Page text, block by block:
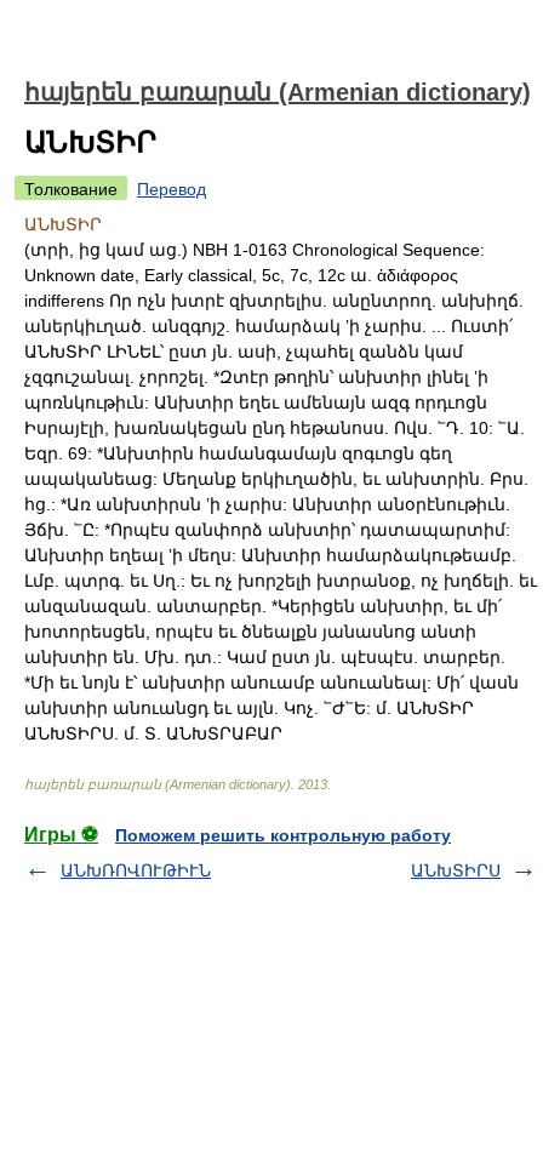
հայերեն բառարան (Armenian dictionary)
ԱՆԽՏԻՐ
Толкование
Перевод
ԱՆԽՏԻՐ
(տրի, ից կամ աց.) NBH 1-0163 Chronological Sequence:
Unknown date, Early classical, 5c, 7c, 12c ա. ἁδιάφορος
indifferens Որ ոչն խտրէ զխտրելիս. անընտրող. անխիղճ.
աներկիւղած. անզգոյշ. համարձակ ʼի չարիս. ... Ուստի՛
ԱՆԽՏԻՐ ԼԻՆԵԼ՝ ըստ յն. ասի, չպահել զանձն կամ
չզգուշանալ. չորոշել. *Զտէր թողին՝ անխտիր լինել ʼի
պոռնկութիւն: Անխտիր եղեւ ամենայն ազգ որդւոցն
Իսրայէլի, խառնակեցան ընդ հեթանոսս. Ովս. ՟Դ. 10: ՟Ա.
Եզր. 69: *Անխտիրն համանգամայն զոգւոցն գեղ
ապականեաց: Մեղանք երկիւղածին, եւ անխտրին. Բրս.
հց.: *Առ անխտիրսն ʼի չարիս: Անխտիր անօրէնութիւն.
Յճխ. ՟Ը: *Որպէս զանփորձ անխտիր՝ դատապարտիմ:
Անխտիր եղեալ ʼի մեղս: Անխտիր համարձակութեամբ.
Լմբ. պտրգ. եւ Սղ.: Եւ ոչ խորշելի խտրանօք, ոչ խղճելի. եւ
անզանազան. անտարբեր. *Կերիցեն անխտիր, եւ մի՛
խոտորեսցեն, որպէս եւ ծնեալքն յանասնոց անտի
անխտիր են. Մխ. դտ.: Կամ ըստ յն. պէսպէս. տարբեր.
*Մի եւ նոյն է՝ անխտիր անուամբ անուանեալ: Մի՛ վասն
անխտիր անուանցդ եւ այլն. Կոչ. ՟Ժ՟Ե: մ. ԱՆԽՏԻՐ
ԱՆԽՏԻՐՍ. մ. Տ. ԱՆԽՏՐԱԲԱՐ
հայերեն բառարան (Armenian dictionary) 2013
Игры ⚽
Поможем решить контрольную работу
ԱՆԽՌՈՎՈՒԹԻՒՆ
ԱՆԽՏԻՐՍ